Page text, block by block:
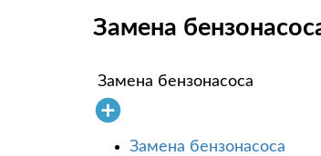
Замена
Замена бензонасоса
Замена бензонасоса